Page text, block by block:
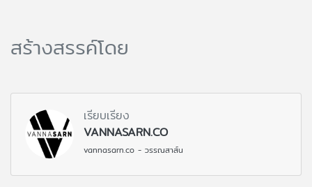
สร้างสรรค์โดย
เรียบเรียง
VANNASARN.CO
vannasarn.co - วรรณสาส์น